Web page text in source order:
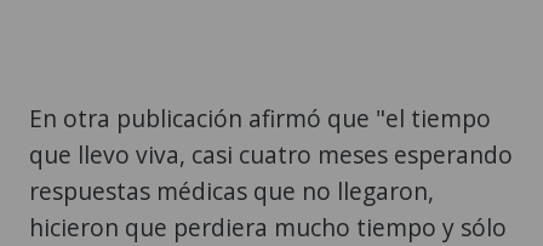
En otra publicación afirmó que "el tiempo
que llevo viva, casi cuatro meses esperando
respuestas médicas que no llegaron,
hicieron que perdiera mucho tiempo y sólo